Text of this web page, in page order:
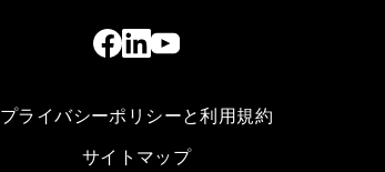
プライバシーポリシーと利用規約
サイトマップ